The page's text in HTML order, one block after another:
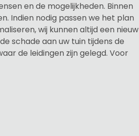
en de mogelijkheden. Binnen
Indien nodig passen we het plan
wij kunnen altijd een nieuw
schade aan uw tuin tijdens de
de leidingen zijn gelegd. Voor